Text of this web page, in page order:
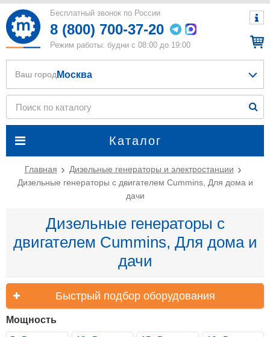
Бесплатный звонок по России
8 (800) 700-37-20
Режим работы: будни с 08:00 до 19:00
Каталог
Ваш город Москва
Главная
Дизельные генераторы и электростанции
Дизельные генераторы с двигателем Cummins, Для дома и
дачи
Дизельные генераторы с
двигателем Cummins, Для дома и
дачи
Быстрый подбор оборудования
Мощность